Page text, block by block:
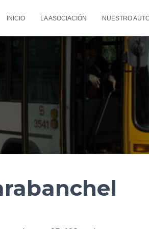
INICIO LA ASOCIACIÓN NUESTRO